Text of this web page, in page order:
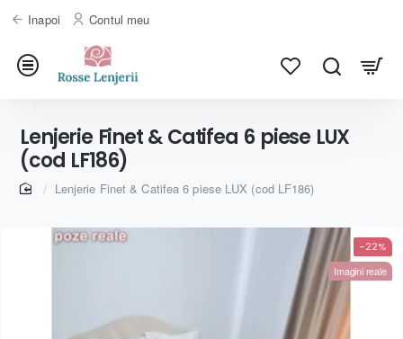
Inapoi Contul meu
Lenjerie Finet & Catifea 6 piese LUX
(cod LF186)
homeLenjerie Finet & Catifea 6 piese LUX (cod LF186)
Imagini reale
-22%